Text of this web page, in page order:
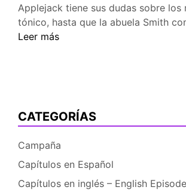
Applejack tiene sus dudas sobre los
tónico, hasta que la abuela Smith
Leer más
CATEGORÍAS
Campaña
Capítulos en Español
Capítulos en inglés – English